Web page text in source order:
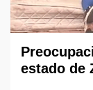
estado de